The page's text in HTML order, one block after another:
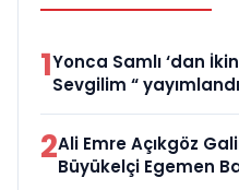
1Yonca Samlı ‘dan
Sevgilim “ yayımlandı
2Ali Emre Açıkgöz
Büyükelçi Egemen